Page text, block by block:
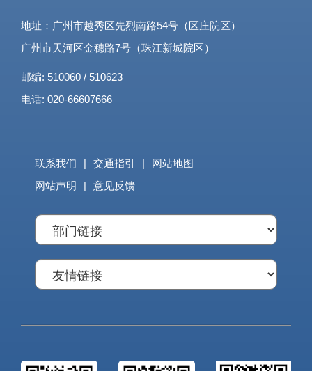
地址：广州市越秀区先烈南路54号（区庄院区）
广州市天河区金穗路7号（珠江新城院区）
邮编: 510060 / 510623
电话: 020-66607666
联系我们 交通指引
网站地图
网站声明
意见反馈